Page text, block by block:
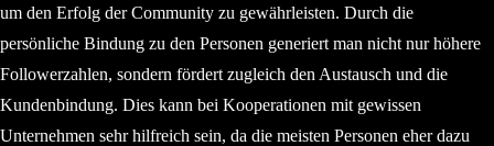
um den Erfolg der Community zu gewährleisten. Durch die
persönliche Bindung zu den Personen generiert man nicht nur höhere
Followerzahlen, sondern fördert zugleich den Austausch und die
Kundenbindung. Dies kann bei Kooperationen mit gewissen
Unternehmen sehr hilfreich sein, da die meisten Personen eher dazu